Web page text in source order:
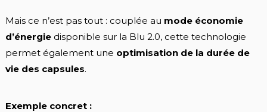
Mais ce n’est pas tout : couplée au mode économie
d’énergiedisponible sur la Blu 2.0, cette technologie
permet également une optimisation de la durée de
vie des capsules.
Exemple concret :